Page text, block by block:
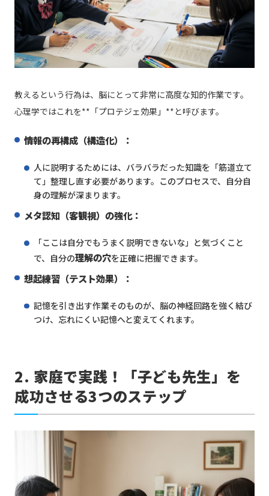
教えるという行為は、脳にとって非常に高度な知的作業です。
心理学ではこれを**「プロテジェ効果」**と呼びます。
情報の再構成（構造化）：
人に説明するためには、バラバラだった知識を「筋道立て
て」整理し直す必要があります。このプロセスで、自分自
身の理解が深まります。
メタ認知（客観視）の強化：
「ここは自分でもうまく説明できないな」と気づくこと
で、自分の理解の穴を正確に把握できます。
想起練習（テスト効果）：
記憶を引き出す作業そのものが、脳の神経回路を強く結び
つけ、忘れにくい記憶へと変えてくれます。
2. 家庭で実践！「子ども先生」を
成功させる3つのステップ